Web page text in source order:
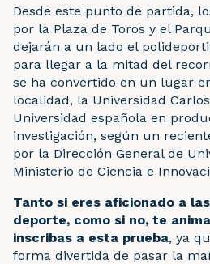
Desde este punto de partida,
por la Plaza de Toros y el
dejarán a un lado el
para llegar a la mitad del
se ha convertido en un lugar
localidad, la Universidad
Universidad española en
investigación, según un
por la Dirección General de
Ministerio de Ciencia e
Tanto si eres aficionado a
deporte, como si no, te
inscribas a esta prueba, ya
forma divertida de pasar la